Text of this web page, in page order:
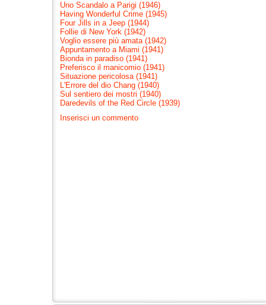
Uno Scandalo a Parigi (1946)
Having Wonderful Crime (1945)
Four Jills in a Jeep (1944)
Follie di New York (1942)
Voglio essere più amata (1942)
Appuntamento a Miami (1941)
Bionda in paradiso (1941)
Preferisco il manicomio (1941)
Situazione pericolosa (1941)
L'Errore del dio Chang (1940)
Sul sentiero dei mostri (1940)
Daredevils of the Red Circle (1939)
Inserisci un commento